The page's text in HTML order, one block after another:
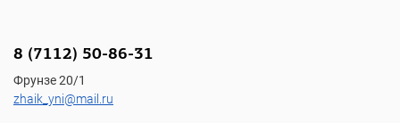
8 (7112) 50-86-31
Фрунзе 20/1
zhaik_yni@mail.ru